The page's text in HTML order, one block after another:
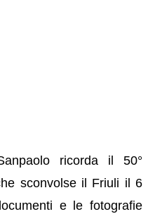
ricorda il 50°
sconvolse il Friuli il 6
e le fotografie